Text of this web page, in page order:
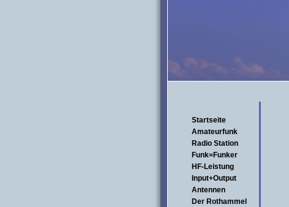
Startseite
Amateurfunk
Radio Station
Funk=Funker
HF-Leistung
Input+Output
Antennen
Der Rothammel